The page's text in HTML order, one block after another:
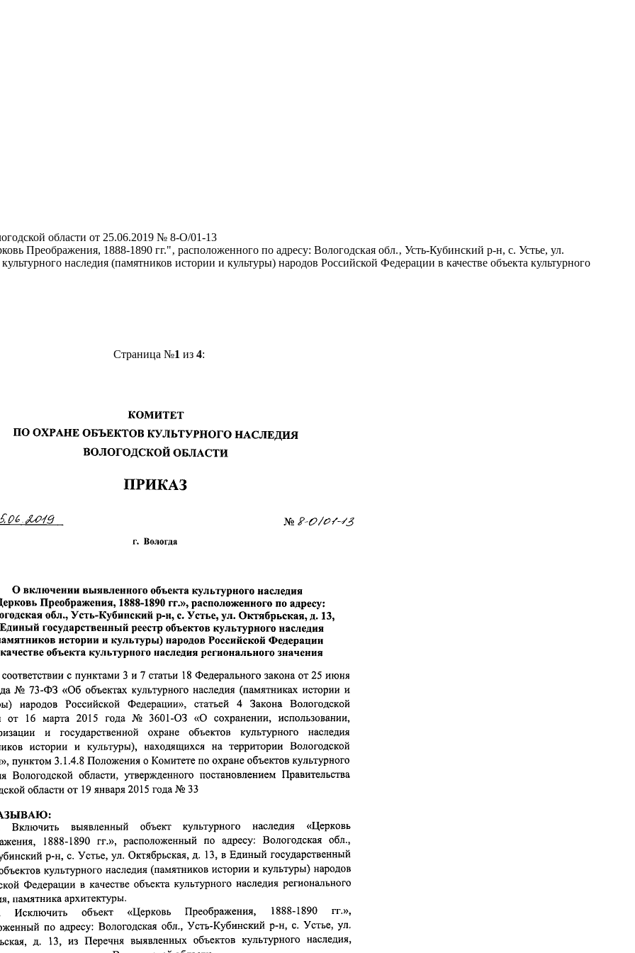
области от 25.06.2019 № 8-О/01-13
Преображения, 1888-1890 гг."‚ расположенного по адресу: Вологодская обл.‚ Усть-Кубинский р-н, с. Устье, ул.
наследия (памятников истории и культуры) народов Российской Федерации в качестве объекта культурного
Страница №1 из 4: